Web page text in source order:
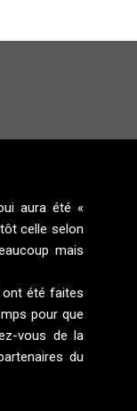
aura été «
celle selon
mais
été faites
pour que
vous de la
du